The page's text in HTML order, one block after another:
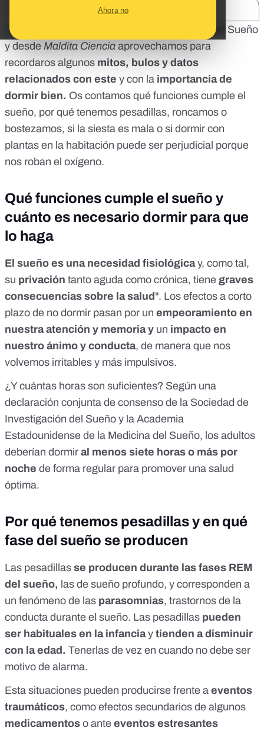
Ahora no
Cada 19 de marzo se celebra el
Día Mundial del Sueño
y desde Maldita Ciencia aprovechamos para
recordaros algunos mitos, bulos y datos
relacionados con este y con la importancia de
dormir bien. Os contamos qué funciones cumple el
sueño, por qué tenemos pesadillas, roncamos o
bostezamos, si la siesta es mala o si dormir con
plantas en la habitación puede ser perjudicial porque
nos roban el oxígeno.
Qué funciones cumple el sueño y
cuánto es necesario dormir para que
lo haga
El sueño es una necesidad fisiológicay, como tal,
su privación tanto aguda como crónica, tiene graves
consecuencias sobre la salud ". Los efectos a corto
plazo de no dormir pasan por un empeoramiento en
nuestra atención y memoria y un impacto en
nuestro ánimo y conducta, de manera que nos
volvemos irritables y más impulsivos.
¿Y cuántas horas son suficientes? Según una
declaración conjunta de consenso de la Sociedad de
Investigación del Sueño y la Academia
Estadounidense de la Medicina del Sueño, los adultos
deberían dormir al menos siete horas o más por
noche de forma regular para promover una salud
óptima.
Por qué tenemos pesadillas y en qué
fase del sueño se producen
Las pesadillas se producen durante las fases REM
del sueño, las de sueño profundo, y corresponden a
un fenómeno de las parasomnias, trastornos de la
conducta durante el sueño. Las pesadillas pueden
ser habituales en la infanciay tienden a disminuir
con la edad. Tenerlas de vez en cuando no debe ser
motivo de alarma.
Esta situaciones pueden producirse frente a eventos
traumáticos, como efectos secundarios de algunos
medicamentos o ante eventos estresantes